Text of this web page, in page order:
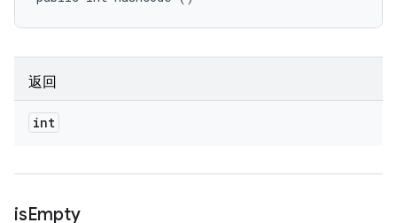
返回
int
isEmpty